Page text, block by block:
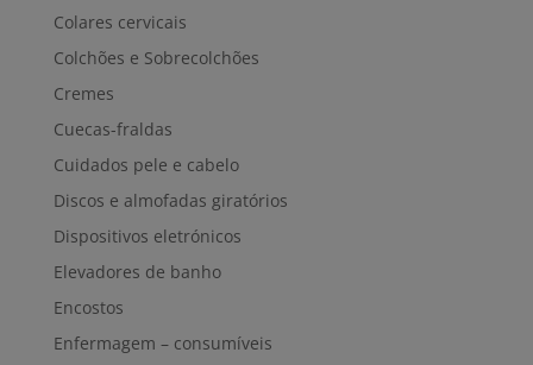
Colares cervicais
Colchões e Sobrecolchões
Cremes
Cuecas-fraldas
Cuidados pele e cabelo
Discos e almofadas giratórios
Dispositivos eletrónicos
Elevadores de banho
Encostos
Enfermagem – consumíveis